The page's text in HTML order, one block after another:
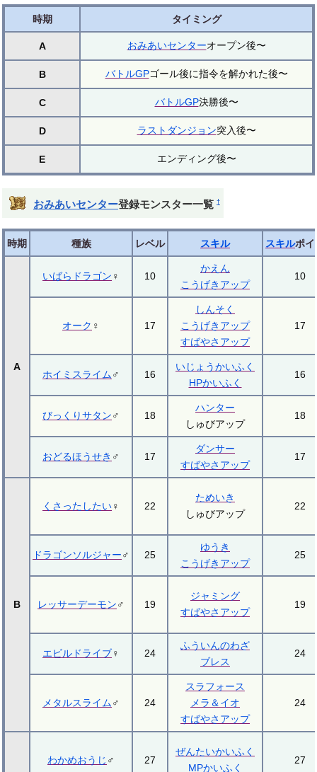
時期 タイミング
A おみあいセンターオープン後〜
B バトルGPゴール後に指令を解かれた後〜
C バトルGP決勝後〜
D ラストダンジョン突入後〜
E エンディング後〜
おみあいセンター登録モンスター一覧 †
時期 種族 レベル スキル スキルポイ
A
いばらドラゴン ♀ 10
かえん
こうげきアップ
10
オーク ♀ 17
しんそく
こうげきアップ
すばやさアップ
17
ホイミスライム♂ 16
いじょうかいふく
HPかいふく
16
びっくりサタン♂ 18
ハンター
しゅびアップ
18
おどるほうせき ♂ 17
ダンサー
すばやさアップ
17
B
くさったしたい♀ 22
ためいき
しゅびアップ
22
ドラゴンソルジャー♂ 25
ゆうき
こうげきアップ
25
レッサーデーモン♂ 19
ジャミング
すばやさアップ
19
エビルドライブ♀ 24
ふういんのわざ
ブレス
24
メタルスライム♂ 24
スラフォース
メラ＆イオ
すばやさアップ
24
わかめおうじ ♂ 27
ぜんたいかいふく
MPかいふく
27